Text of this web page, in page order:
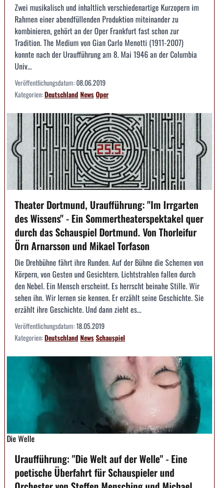
Zwei musikalisch und inhaltlich verschiedenartige Kurzopern im
Rahmen einer abendfüllenden Produktion miteinander zu
kombinieren, gehört an der Oper Frankfurt fast schon zur
Tradition. The Medium von Gian Carlo Menotti (1911-2007)
konnte nach der Uraufführung am 8. Mai 1946 an der Columbia
Univ...
Veröffentlichungsdatum:08.06.2019
Kategorien:DeutschlandNewsOper
Theater Dortmund, Uraufführung: "Im Irrgarten
des Wissens" - Ein Sommertheaterspektakel quer
durch das Schauspiel Dortmund. Von Thorleifur
Örn Arnarsson und Mikael Torfason
Die Drehbühne fährt ihre Runden. Auf der Bühne die Schemen von
Körpern, von Gesten und Gesichtern. Lichtstrahlen fallen durch
den Nebel. Ein Mensch erscheint. Es herrscht beinahe Stille. Wir
sehen ihn. Wir lernen sie kennen. Er erzählt seine Geschichte. Sie
erzählt ihre Geschichte. Und dann zieht es...
Veröffentlichungsdatum:18.05.2019
Kategorien:DeutschlandNewsSchauspiel
Die Welle
Uraufführung: "Die Welt auf der Welle" - Eine
poetische Überfahrt für Schauspieler und